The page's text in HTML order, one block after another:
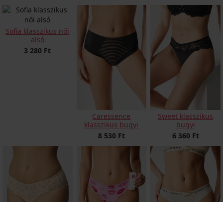
Sofia klasszikus női
alsó
3 280 Ft
Caressence
klasszikus bugyi
8 530 Ft
Sweet klasszikus
bugyi
6 360 Ft